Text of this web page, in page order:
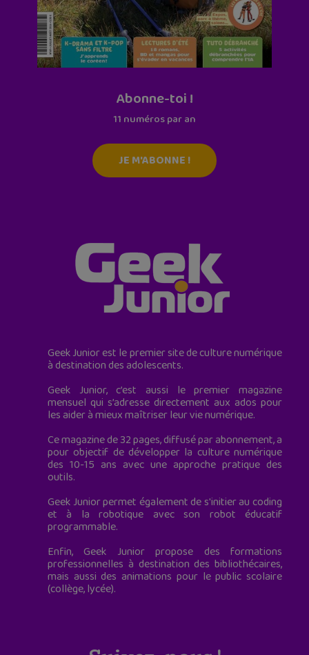
Abonne-toi !
11 numéros par an
JE M'ABONNE !
Geek Junior est le premier site de culture numérique
à destination des adolescents.
Geek Junior, c’est aussi le premier magazine
mensuel qui s’adresse directement aux ados pour
les aider à mieux maîtriser leur vie numérique.
Ce magazine de 32 pages, diffusé par abonnement, a
pour objectif de développer la culture numérique
des 10-15 ans avec une approche pratique des
outils.
Geek Junior permet également de s'initier au coding
et à la robotique avec son robot éducatif
programmable.
Enfin, Geek Junior propose des formations
professionnelles à destination des bibliothécaires,
mais aussi des animations pour le public scolaire
(collège, lycée).